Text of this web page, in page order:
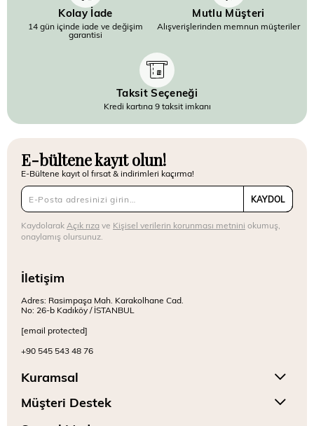
Kolay İade
14 gün içinde iade ve değişim
garantisi
Mutlu Müşteri
Alışverişlerinden memnun müşteriler
Taksit Seçeneği
Kredi kartına 9 taksit imkanı
E-bültene kayıt olun!
E-Bültene kayıt ol fırsat & indirimleri kaçırma!
KAYDOL
Kaydolarak Açık rızave Kişisel verilerin korunması metnini okumuş,
onaylamış olursunuz.
İletişim
Adres: Rasimpaşa Mah. Karakolhane Cad.
No: 26-b Kadıköy / İSTANBUL
[email protected]
+90 545 543 48 76
Kuramsal
Müşteri Destek